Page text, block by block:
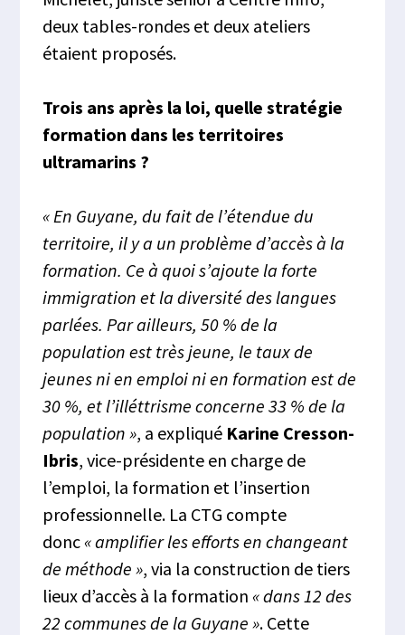
deux tables-rondes et deux ateliers
étaient proposés.
Trois ans après la loi, quelle stratégie
formation dans les territoires
ultramarins ?
« En Guyane, du fait de l’étendue du
territoire, il y a un problème d’accès à la
formation. Ce à quoi s’ajoute la forte
immigration et la diversité des langues
parlées. Par ailleurs, 50 % de la
population est très jeune, le taux de
jeunes ni en emploi ni en formation est de
30 %, et l’illéttrisme concerne 33 % de la
population », a expliqué Karine Cresson-
Ibris, vice-présidente en charge de
l’emploi, la formation et l’insertion
professionnelle. La CTG compte
donc« amplifier les efforts en changeant
de méthode », via la construction de tiers
lieux d’accès à la formation« dans 12 des
22 communes de la Guyane ». Cette